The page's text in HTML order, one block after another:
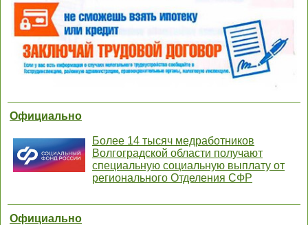
Официально
Более 14 тысяч медработников
Волгоградской области получают
специальную социальную выплату от
регионального Отделения СФР
Официально